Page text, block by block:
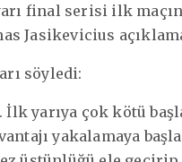
final serisi ilk
Jasikevicius
söyledi:
yarıya çok kötü
yakalamaya